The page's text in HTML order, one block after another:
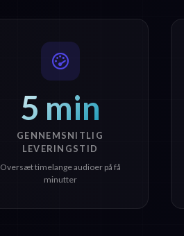
5 min
GENNEMSNITLIG
LEVERINGSTID
Oversæt timelange audioer på få
minutter